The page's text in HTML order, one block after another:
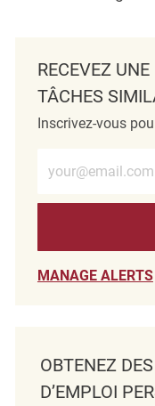
RECEVEZ
TÂCHES
Inscrivez-vous
MANAGE ALERTS
OBTENEZ
D’EMPLOI